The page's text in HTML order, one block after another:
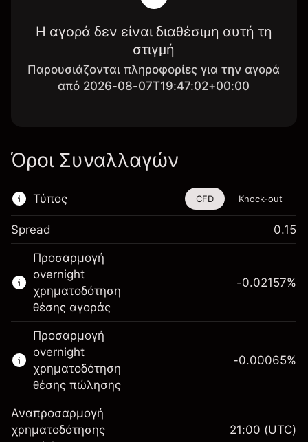
Η αγορά δεν είναι διαθέσιμη αυτή τη
στιγμή
Παρουσιάζονται πληροφορίες για την αγορά
από 2026-08-07T19:47:02+00:00
Όροι Συναλλαγών
Τύπος
Αυτό το χρηματοοικονομικό εργαλείο είναι
διαθέσιμο για διαπραγμάτευση μέσω CFDs
και Knock-outs.
Μάθετε περισσότερα σχετικά με:
CFDs
Knock-outs
CFD Knock-out
Spread 0.15
Προσαρμογή
overnight
χρηματοδότηση
θέσης αγοράς
Περιθώριο. Η επένδυσή
$1,000.00
-0.02157%
Προσαρμογή
overnight
χρηματοδότηση
θέσης πώλησης
-0.00065%
Αναπροσαρμογή
χρηματοδότησης
21:00 (UTC)